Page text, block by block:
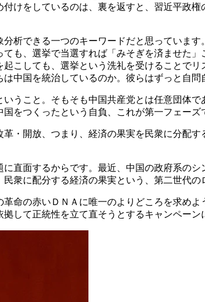
けをしているのは、裏を返すと、習近平政
析できる一つのキーワードだと思っていま
も、選挙で当選すれば「みそぎを済ませた
こしても、選挙という洗礼を受けることで
中国を統治しているのか。彼らはずっと自問
うこと。そもそも中国共産党とは任意団体
をつくったという自負、これが第一フェーズ
・開放、つまり、経済の果実を民衆に分配
直面するからです。最近、中国の政府系の
衆に配分する経済の果実という、第二世代の
命の赤いＤＮＡに唯一のよりどころを求め
して正統性を立て直そうとするキャンペーン